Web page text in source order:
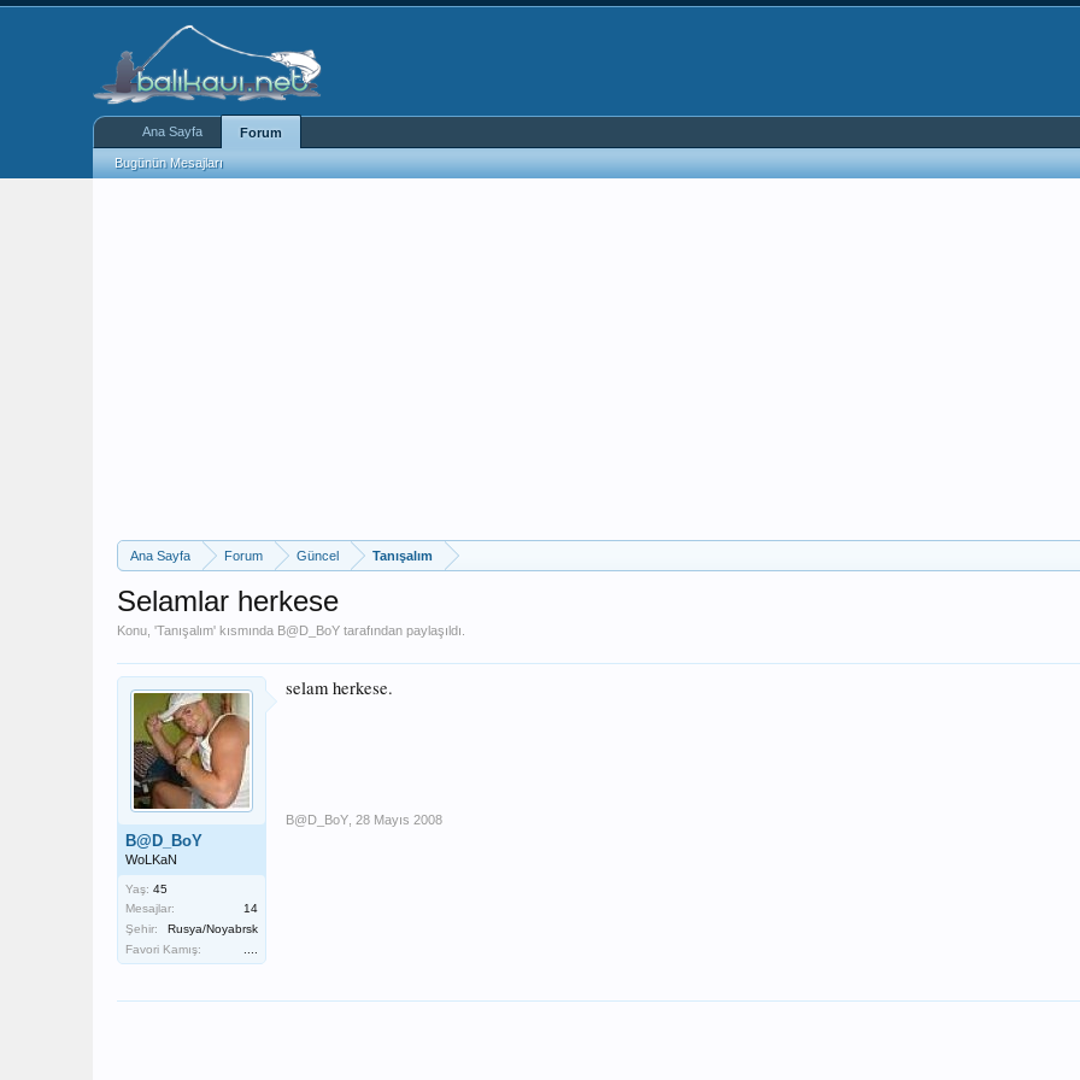
Ana Sayfa Forum Güncel Tanışalım
Selamlar herkese
Konu, 'Tanışalım' kısmında B@D_BoY tarafından paylaşıldı.
B@D_BoY
WoLKaN
Yaş: 45
Mesajlar:
14
Şehir:
Rusya/Noyabrsk
Favori Kamış:
selam herkese.
B@D_BoY 28 Mayıs 2008
Ana Sayfa Forum
Bugünün Mesajları